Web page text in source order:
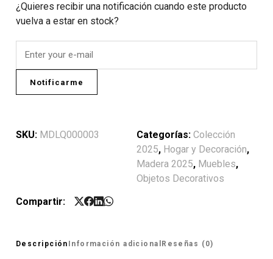
¿Quieres recibir una notificación cuando este producto
vuelva a estar en stock?
Notificarme
SKU: MDLQ000003 Categorías: Colección
2025, Hogar y Decoración,
Madera 2025, Muebles,
Objetos Decorativos
Compartir:
Descripción Información adicional Reseñas (0)